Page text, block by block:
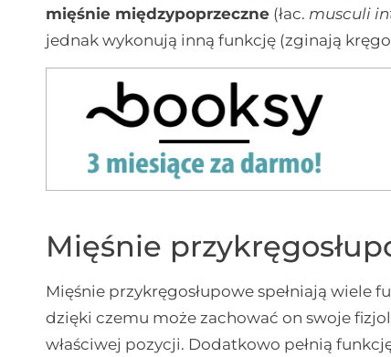
mięśnie międzypoprzeczne (łac. musculi
jednak wykonują inną funkcję (zginają
Mięśnie
Mięśnie przykręgosłupowe spełniają wiele
dzięki czemu może zachować on swoje
właściwej pozycji. Dodatkowo pełnią